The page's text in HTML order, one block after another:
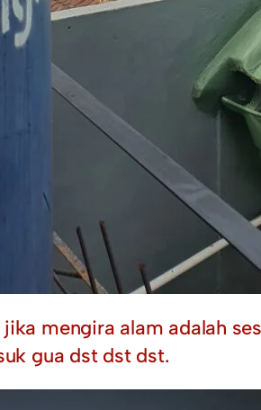
mengira alam adalah
gua dst dst dst.